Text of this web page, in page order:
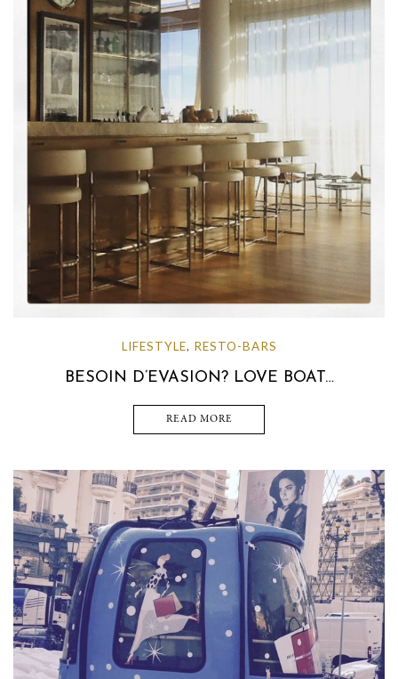
LIFESTYLE, RESTO-BARS
BESOIN D’EVASION? LOVE BOAT…
READ MORE